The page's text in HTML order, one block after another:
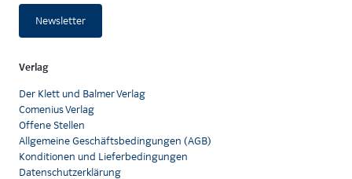
Newsletter
Verlag
Der Klett und Balmer Verlag
Comenius Verlag
Offene Stellen
Allgemeine Geschäftsbedingungen (AGB)
Konditionen und Lieferbedingungen
Datenschutzerklärung